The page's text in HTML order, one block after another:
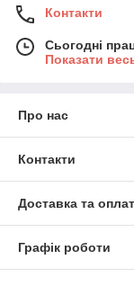
Контакти
Сьогодні
Показати
Про нас
Контакти
Доставка та
Графік роботи